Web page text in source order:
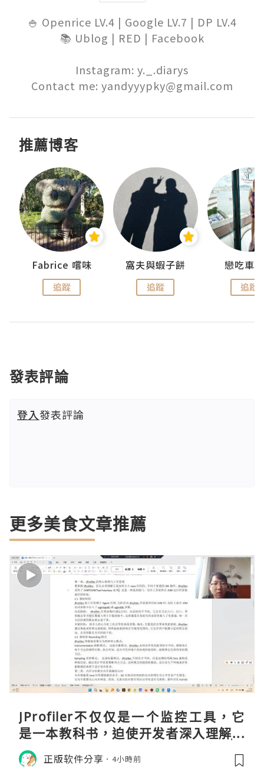
🍚 Openrice LV.4 | Google LV.7 | DP LV.4
📚 Ublog | RED | Facebook
Instagram: y._.diarys
Contact me: yandyyypky@gmail.com
推薦博客
Fabrice 嚐味
追蹤
窩夫與蝦子餅
追蹤
戀吃車
追蹤
發表評論
登入發表評論
更多美食文章推薦
JProfiler不仅仅是一个监控工具，它
是一本教科书，迫使开发者深入理解JV
M的内存模型、垃圾回收机制和并发原
理。通过直观的可视化数据，它将抽象
正版软件分享 4小時前